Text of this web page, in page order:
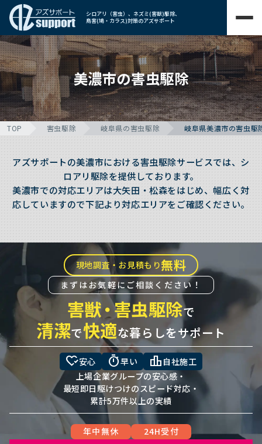
シロアリ（害虫）、ネズミ(害獣)駆除、
鳥害(鳩・カラス)対策のアズサポート
美濃市の害虫駆除
TOP 害虫駆除 岐阜県の害虫駆除 岐阜県美濃市の害虫駆
アズサポートの美濃市における害虫駆除サービスでは、シ
ロアリ駆除を提供しております。
美濃市での対応エリアは大矢田・松森をはじめ、幅広く対
応していますので下記より対応エリアをご確認ください。
現地調査・お見積もり無料
まずはお気軽にご相談ください！
害獣・害虫駆除で
清潔で快適な暮らしをサポート
heart_check安心 timer早い leaderboard 自社施工
上場企業グループの安心感・
最短即日駆けつけのスピード対応・
累計5万件以上の実績
年中無休
24H受付